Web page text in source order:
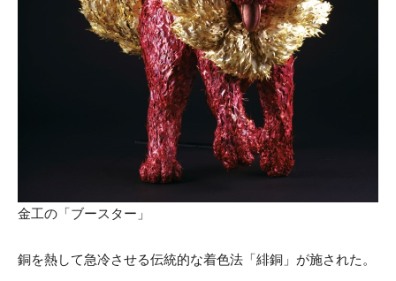
金工の「ブースター」
銅を熱して急冷させる伝統的な着色法「緋銅」が施された。